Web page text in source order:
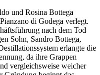
und Rosina Bottega
di Godega verlegt.
nach dem Tod
Sohn, Sandro Bottega,
erlangte die
da ihre Grappen
vergleichsweise weicher